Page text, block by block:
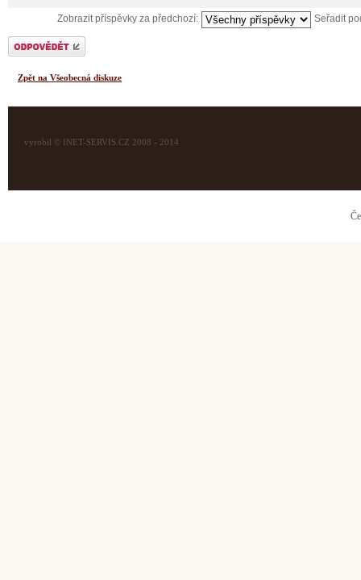
Zobrazit příspěvky za předchozí: Seřadit
Odeslat odpověď
Zpět na Všeobecná diskuze
vyrobil © INET-SERVIS.CZ 2008 - 2014